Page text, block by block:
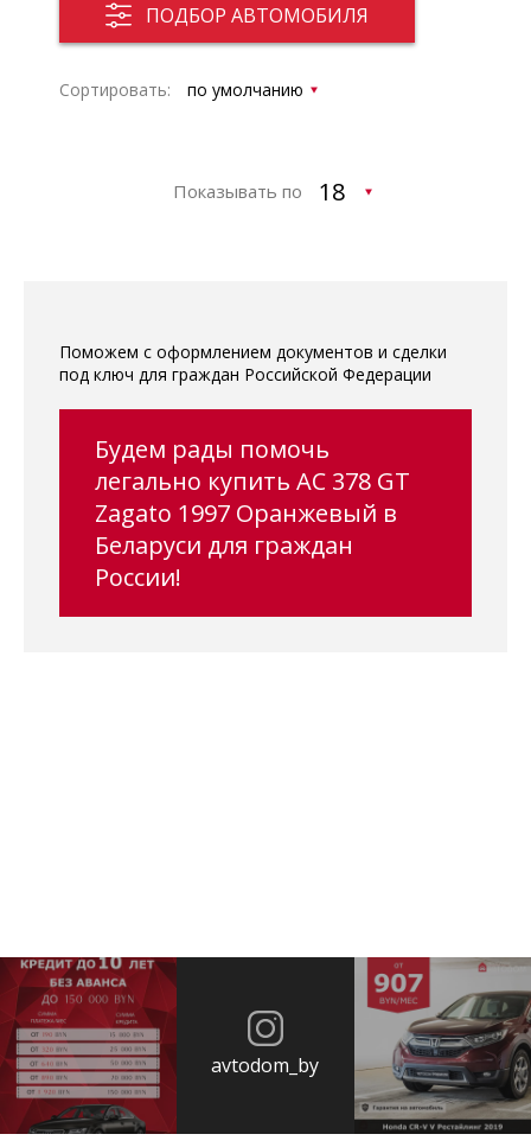
ПОДБОР АВТОМОБИЛЯ
Сортировать:
Показывать по
Поможем с оформлением документов и сделки
под ключ для граждан Российской Федерации
Будем рады помочь
легально купить AC 378 GT
Zagato 1997 Оранжевый в
Беларуси для граждан
России!
avtodom_by